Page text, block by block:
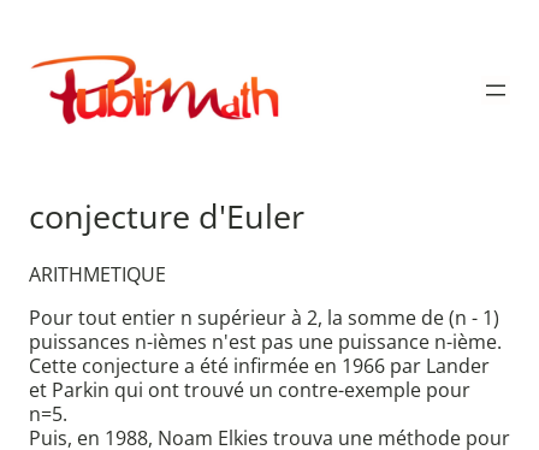
contenu
Publimath
conjecture d'Euler
ARITHMETIQUE
Pour tout entier n supérieur à 2, la somme de (n - 1)
puissances n-ièmes n'est pas une puissance n-ième.
Cette conjecture a été infirmée en 1966 par Lander
et Parkin qui ont trouvé un contre-exemple pour
n=5.
Puis, en 1988, Noam Elkies trouva une méthode pour